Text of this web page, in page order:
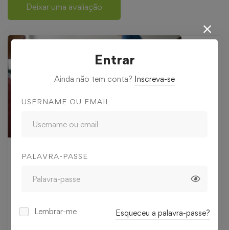
Deixar uma avaliação
20,00 €
Nível Todos os níveis
Entrar
Ainda não tem conta? Inscreva-se
USERNAME OU EMAIL
PALAVRA-PASSE
Lembrar-me Esqueceu a palavra-passe?